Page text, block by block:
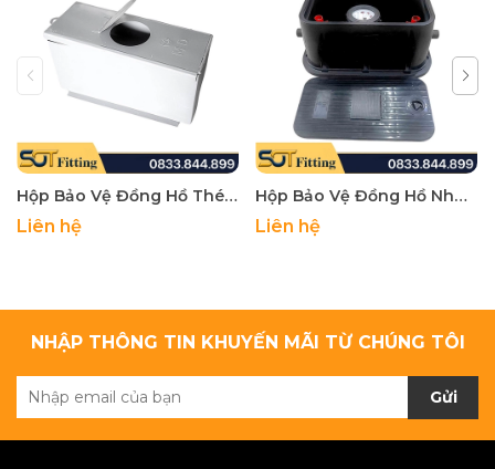
Hộp Bảo Vệ Đồng Hồ Thép MD - Water Meter Box, Mh Brand, Made Of Steel
Liên hệ
Hộp Bảo Vệ Đồng Hồ Nhựa MH - Water Meter Box, Made Of PP Plastic
Liên hệ
NHẬP THÔNG TIN KHUYẾN MÃI TỪ CHÚNG TÔI
Gửi